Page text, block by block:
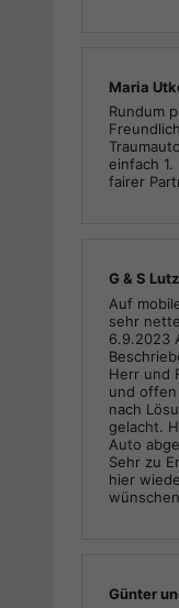
Maria
Rundum
einfach
fairer
G & S Lutz
Auf
sehr
6.9.2023
Herr und
und
nach
gelacht.
Auto
Sehr zu
hier
Günter